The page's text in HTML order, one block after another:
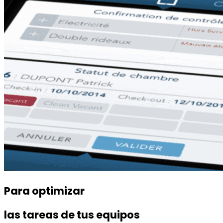
Para optimizar
las tareas de tus equipos